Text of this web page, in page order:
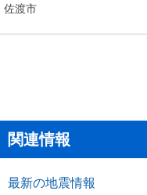
佐渡市
関連情報
最新の地震情報